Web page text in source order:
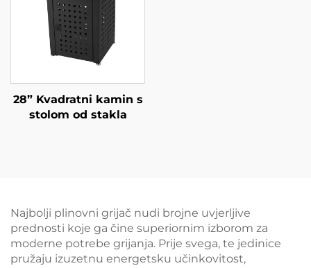
28” Kvadratni kamin s
stolom od stakla
Najbolji plinovni grijač nudi brojne uvjerljive
prednosti koje ga čine superiornim izborom za
moderne potrebe grijanja. Prije svega, te jedinice
pružaju izuzetnu energetsku učinkovitost,